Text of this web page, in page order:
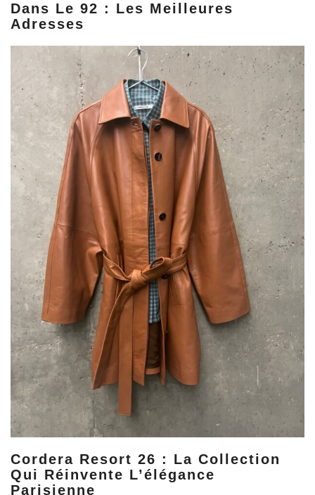
Dans Le 92 : Les Meilleures
Adresses
Cordera Resort 26 : La Collection
Qui Réinvente L’élégance
Parisienne